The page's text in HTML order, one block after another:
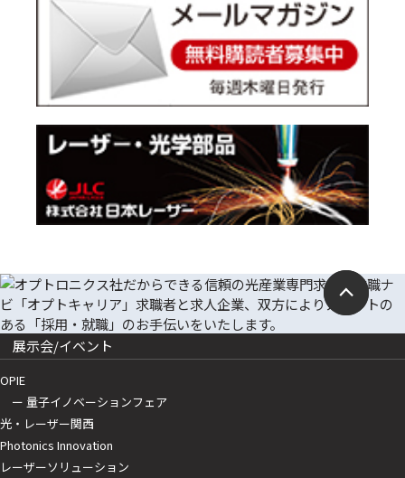
展示会/イベント
OPIE
ー 量子イノベーションフェア
光・レーザー関西
Photonics Innovation
レーザーソリューション